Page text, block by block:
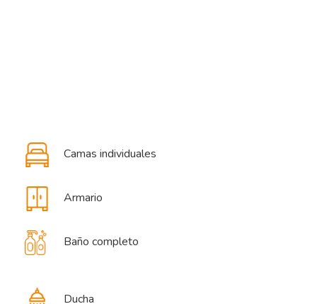
Camas individuales
Armario
Baño completo
Ducha